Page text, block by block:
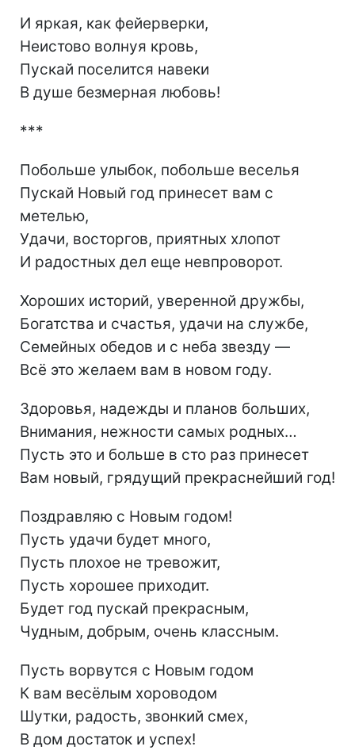
И яркая, как фейерверки,
Неистово волнуя кровь,
Пускай поселится навеки
В душе безмерная любовь!
***
Побольше улыбок, побольше веселья
Пускай Новый год принесет вам с
метелью,
Удачи, восторгов, приятных хлопот
И радостных дел еще невпроворот.
Хороших историй, уверенной дружбы,
Богатства и счастья, удачи на службе,
Семейных обедов и с неба звезду —
Всё это желаем вам в новом году.
Здоровья, надежды и планов больших,
Внимания, нежности самых родных…
Пусть это и больше в сто раз принесет
Вам новый, грядущий прекраснейший год!
Поздравляю с Новым годом!
Пусть удачи будет много,
Пусть плохое не тревожит,
Пусть хорошее приходит.
Будет год пускай прекрасным,
Чудным, добрым, очень классным.
Пусть ворвутся с Новым годом
К вам весёлым хороводом
Шутки, радость, звонкий смех,
В дом достаток и успех!